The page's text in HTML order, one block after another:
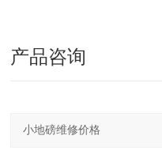
产品咨询